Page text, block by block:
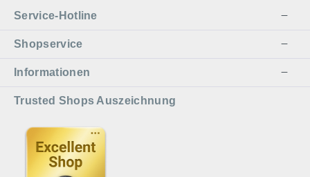
Service-Hotline
Shopservice
Informationen
Trusted Shops Auszeichnung